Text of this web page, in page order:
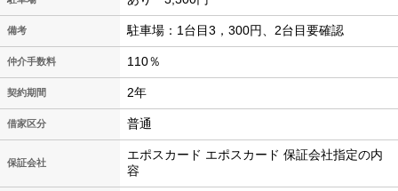
備考 駐車場：1台目3，300円、2台目要確認
仲介手数料 110％
契約期間 2年
借家区分 普通
保証会社
エポスカード エポスカード 保証会社指定の内
容